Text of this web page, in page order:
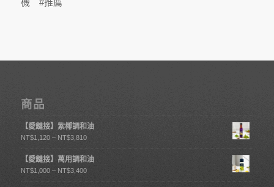
機 #推薦
商品
【愛鏈接】紫椰調和油
NT$1,120 – NT$3,810
【愛鏈接】萬用調和油
NT$1,000 – NT$3,400